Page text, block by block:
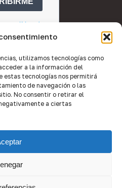
utilizamos tecnologías como
a la información del
estas tecnologías nos permitirá
de navegación o las
No consentir o retirar el
a ciertas
de Imagen